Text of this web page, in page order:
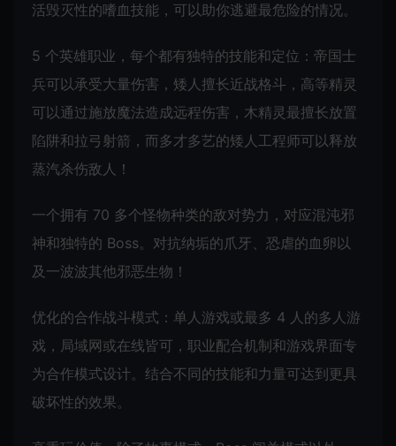
活毁灭性的嗜血技能，可以助你逃避最危险的情况。
5 个英雄职业，每个都有独特的技能和定位：帝国士
兵可以承受大量伤害，矮人擅长近战格斗，高等精灵
可以通过施放魔法造成远程伤害，木精灵最擅长放置
陷阱和拉弓射箭，而多才多艺的矮人工程师可以释放
蒸汽杀伤敌人！
一个拥有 70 多个怪物种类的敌对势力，对应混沌邪
神和独特的 Boss。对抗纳垢的爪牙、恐虐的血卵以
及一波波其他邪恶生物！
优化的合作战斗模式：单人游戏或最多 4 人的多人游
戏，局域网或在线皆可，职业配合机制和游戏界面专
为合作模式设计。结合不同的技能和力量可达到更具
破坏性的效果。